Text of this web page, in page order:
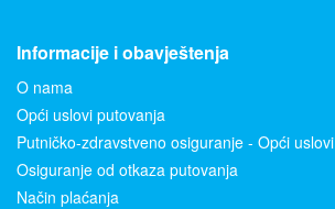
Informacije i obavještenja
O nama
Opći uslovi putovanja
Putničko-zdravstveno osiguranje - Opći uslovi
Osiguranje od otkaza putovanja
Način plaćanja